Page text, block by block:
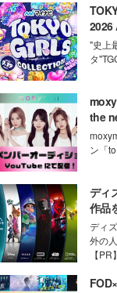
2026
デル
"史上
タ
the
ン「
ディ
作品
ディ
外の
【PR】